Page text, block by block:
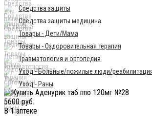
Средства защиты
Средства защиты медицина
Товары - Дети/Мама
Товары - Оздоровительная терапия
Травматология и ортопедия
Уход - Больные/пожилые люди/
Уход - Раны
5600 руб.
В 1 аптеке